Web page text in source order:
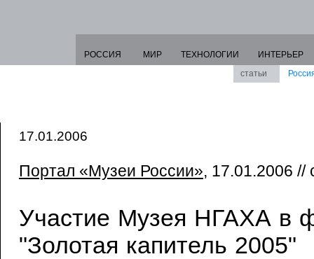
РОССИЯ МИР ТЕХНОЛОГИИ
ИНТЕРЬЕР
статьи
17.01.2006
Портал «Музеи России», 17.01.2006 //
Участие Музея НГАХА в
"Золотая капитель 2005"